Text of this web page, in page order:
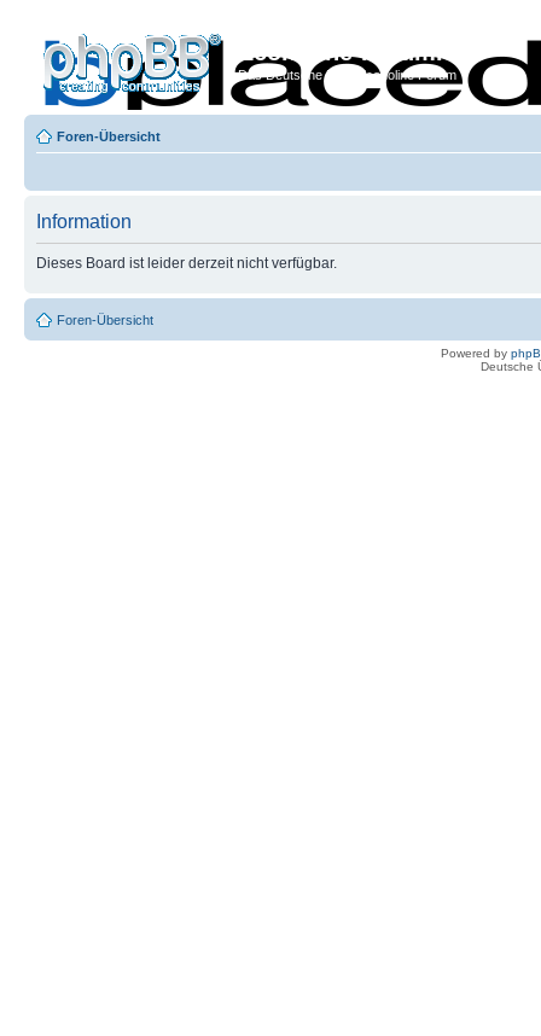
Econoline-Forum.de
Das Deutsche Ford Econoline Forum
Foren-Übersicht
Information
Dieses Board ist leider derzeit nicht verfügbar.
Foren-Übersicht
Powered by
Deutsche